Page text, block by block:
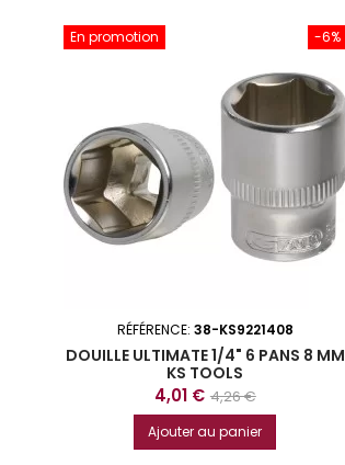
-6%
En promotion
RÉFÉRENCE: 38-KS9221408
DOUILLE ULTIMATE 1/4" 6 PANS 8 MM
KS TOOLS
Prix
4,01 € Prix
base
4,26 €
Ajouter au panier